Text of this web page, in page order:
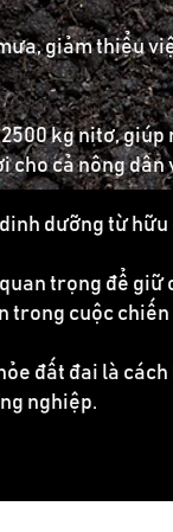
giảm thiểu
kg nitơ,
cho cả nông
dưỡng từ
trọng để
trong cuộc
đất đai là
nghiệp.